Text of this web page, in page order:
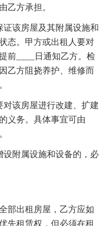
乙方承担。
该房屋及其附属设施和
态。甲方或出租人要对
前____日通知乙方。检
乙方阻挠养护、维修而
该房屋进行改建、扩建
义务。具体事宜可由
设附属设施和设备的，必
部出租房屋，乙方应如
先租赁权，但必须在租